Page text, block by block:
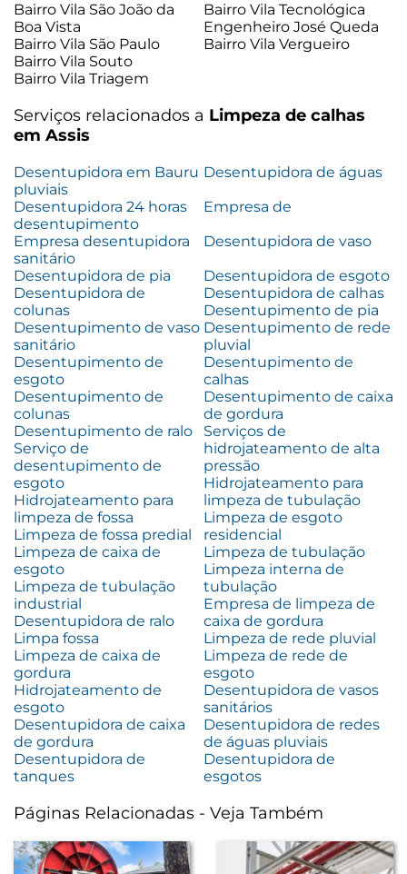
Bairro Vila São João da
Boa Vista
Bairro Vila São Paulo
Bairro Vila Souto
Bairro Vila Tecnológica
Engenheiro José Queda
Bairro Vila Triagem
Bairro Vila Vergueiro
Serviços relacionados a Limpeza de calhas
em Assis
Desentupidora em Bauru Desentupidora de águas
pluviais
Desentupidora 24 horas
Empresa de
desentupimento
Empresa desentupidora
Desentupidora de vaso
sanitário
Desentupidora de pia
Desentupidora de esgoto
Desentupidora de
colunas
Desentupidora de calhas
Desentupimento de vaso
sanitário
Desentupimento de pia
Desentupimento de
esgoto
Desentupimento de rede
pluvial
Desentupimento de
colunas
Desentupimento de
calhas
Desentupimento de ralo
Desentupimento de caixa
de gordura
Serviço de
desentupimento de
esgoto
Serviços de
hidrojateamento de alta
pressão
Hidrojateamento para
limpeza de fossa
Hidrojateamento para
limpeza de tubulação
Limpeza de fossa predial
Limpeza de esgoto
residencial
Limpeza de caixa de
esgoto
Limpeza de tubulação
Limpeza de tubulação
industrial
Limpeza interna de
tubulação
Desentupidora de ralo
Empresa de limpeza de
caixa de gordura
Limpa fossa
Limpeza de rede pluvial
Limpeza de caixa de
gordura
Limpeza de rede de
esgoto
Hidrojateamento de
esgoto
Desentupidora de vasos
sanitários
Desentupidora de caixa
de gordura
Desentupidora de redes
de águas pluviais
Desentupidora de
tanques
Desentupidora de
esgotos
Páginas Relacionadas - Veja Também